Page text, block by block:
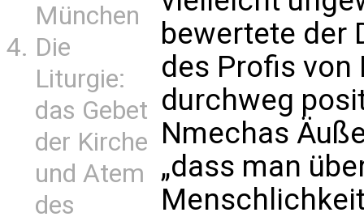
München
Die
Liturgie:
das Gebet
der Kirche
und Atem
des
bewertete der
des Profis von
durchweg
Nmechas
„dass man